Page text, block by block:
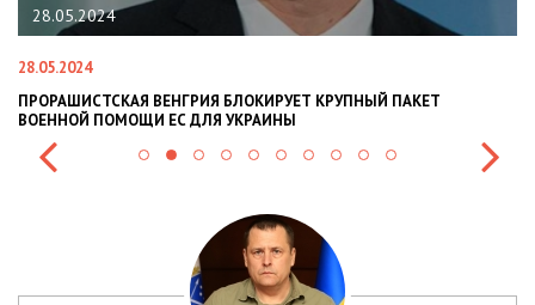
ВЕНГРИЯ БЛОКИРУЕТ КРУПНЫЙ ПАКЕТ
ЕС ДЛЯ УКРАИНЫ
НАЦПОЛІЦІЯ